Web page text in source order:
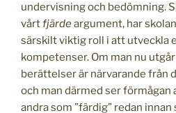
undervisning och bedömning.
vårtfjärdeargument, har
särskilt viktig roll i att utveckla
kompetenser. Om man nu
berättelser är närvarande från
och man därmed ser
andra som ”färdig” redan